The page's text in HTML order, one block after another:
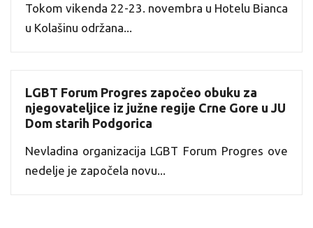
Tokom vikenda 22-23. novembra u Hotelu Bianca
u Kolašinu održana...
LGBT Forum Progres započeo obuku za
njegovateljice iz južne regije Crne Gore u JU
Dom starih Podgorica
Nevladina organizacija LGBT Forum Progres ove
nedelje je započela novu...